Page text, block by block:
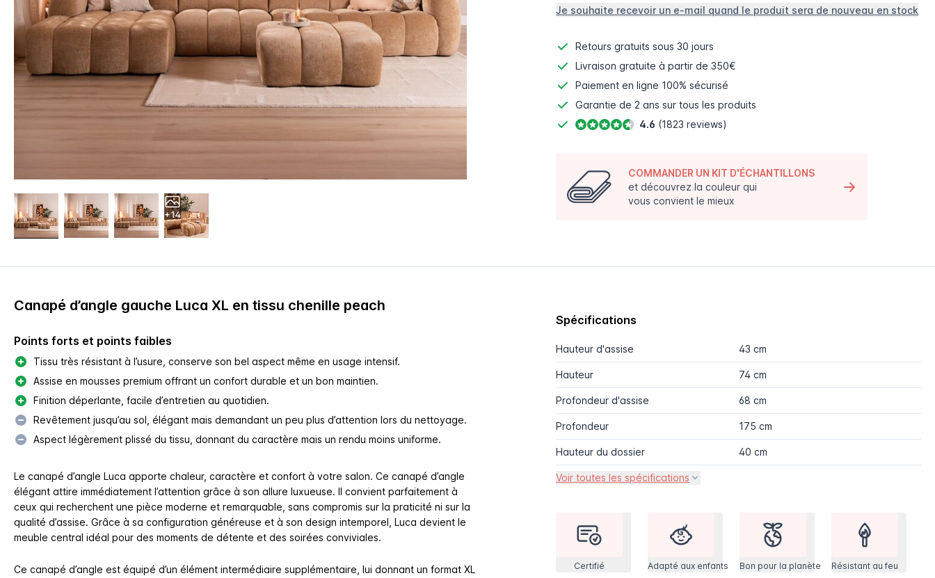
+14
Je souhaite recevoir un e-mail quand le produit sera de nouveau en stock
Retours gratuits sous 30 jours
Livraison gratuite à partir de 350€
Paiement en ligne 100% sécurisé
Garantie de 2 ans sur tous les produits
4.6 (1823 reviews)
COMMANDER UN KIT D'ÉCHANTILLONS
et découvrez la couleur qui
vous convient le mieux
Canapé d’angle gauche Luca XL en tissu chenille peach
Points forts et points faibles
Tissu très résistant à l’usure, conserve son bel aspect même en usage intensif.
Assise en mousses premium offrant un confort durable et un bon maintien.
Finition déperlante, facile d’entretien au quotidien.
Revêtement jusqu’au sol, élégant mais demandant un peu plus d’attention lors du nettoyage.
Aspect légèrement plissé du tissu, donnant du caractère mais un rendu moins uniforme.
Le canapé d’angle Luca apporte chaleur, caractère et confort à votre salon. Ce canapé d’angle
élégant attire immédiatement l’attention grâce à son allure luxueuse. Il convient parfaitement à
ceux qui recherchent une pièce moderne et remarquable, sans compromis sur la praticité ni sur la
qualité d’assise. Grâce à sa configuration généreuse et à son design intemporel, Luca devient le
meuble central idéal pour des moments de détente et des soirées conviviales.
Ce canapé d’angle est équipé d’un élément intermédiaire supplémentaire, lui donnant un format XL
Spécifications
Hauteur d'assise 43 cm
Hauteur 74 cm
Profondeur d'assise 68 cm
Profondeur 175 cm
Hauteur du dossier 40 cm
Voir toutes les spécifications
Certifié Adapté aux enfants Bon pour la planète Résistant au feu